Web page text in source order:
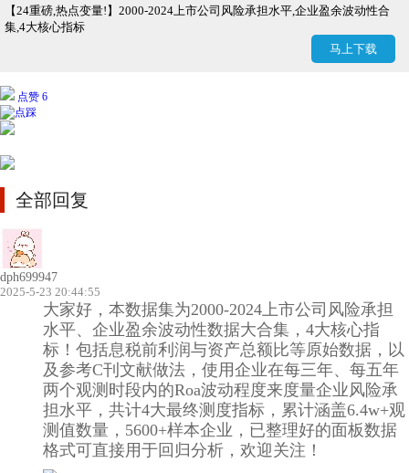
马上下载
【24重磅,热点变量!】2000-2024上市公司风险承担水平,企业盈余波动性合
集,4大核心指标
点赞 6
全部回复
dph699947
2025-5-23 20:44:55
大家好，本数据集为2000-2024上市公司风险承担
水平、企业盈余波动性数据大合集，4大核心指
标！包括息税前利润与资产总额比等原始数据，以
及参考C刊文献做法，使用企业在每三年、每五年
两个观测时段内的Roa波动程度来度量企业风险承
担水平，共计4大最终测度指标，累计涵盖6.4w+观
测值数量，5600+样本企业，已整理好的面板数据
格式可直接用于回归分析，欢迎关注！